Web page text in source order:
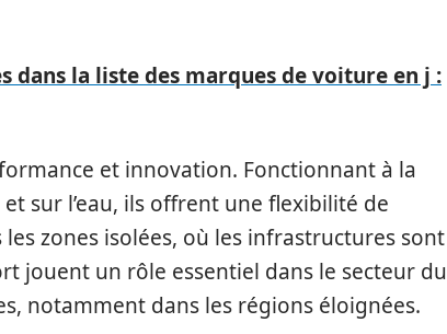
dans la liste des marques de voiture en j :
et innovation. Fonctionnant à la
sur l’eau, ils offrent une flexibilité de
zones isolées, où les infrastructures sont
jouent un rôle essentiel dans le secteur du
notamment dans les régions éloignées.